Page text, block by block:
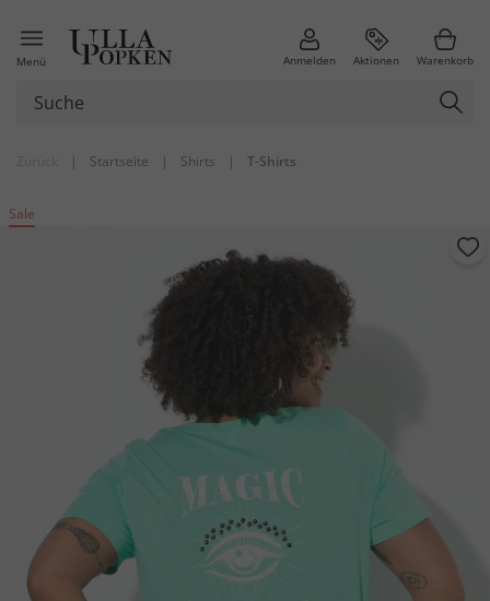
Menü Anmelden Aktionen Warenkorb
| Startseite | Shirts | T-Shirts
Sale